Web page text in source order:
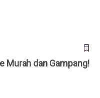
Murah dan Gampang!